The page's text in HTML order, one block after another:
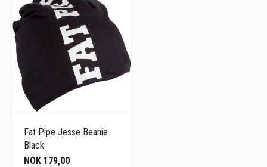
Fat Pipe Jesse Beanie
Black
NOK 179,00